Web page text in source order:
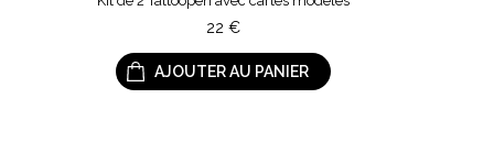
22 €
AJOUTER AU PANIER